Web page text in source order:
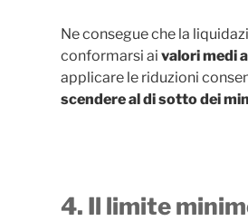
Ne consegue che la
conformarsi ai valori medi
applicare le riduzioni
scendere al di sotto dei
4. Il limite